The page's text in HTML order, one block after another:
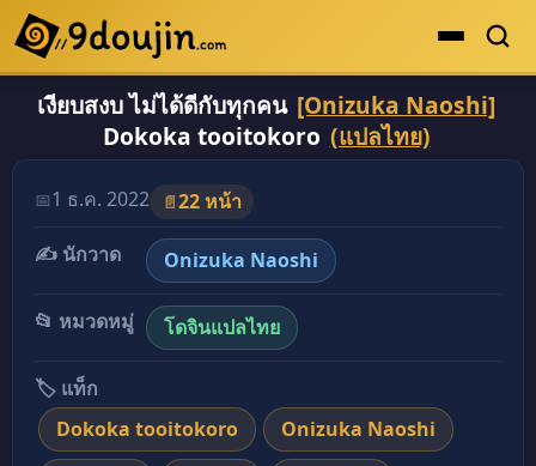
ดูเยอะสุด
คะแนนเยอะสุด
ระดับตำนาน
ยอดนิยม
เรื่องที่เก็บไว้
เงียบสงบ ไม่ได้ดีกับทุกคน [Onizuka Naoshi]
Dokoka tooitokoro (แปลไทย)
📅1 ธ.ค. 2022 📄22 หน้า
✍️ นักวาด
Onizuka Naoshi
📂 หมวดหมู่ โดจินแปลไทย
🏷️ แท็ก
Dokoka tooitokoro
Onizuka Naoshi